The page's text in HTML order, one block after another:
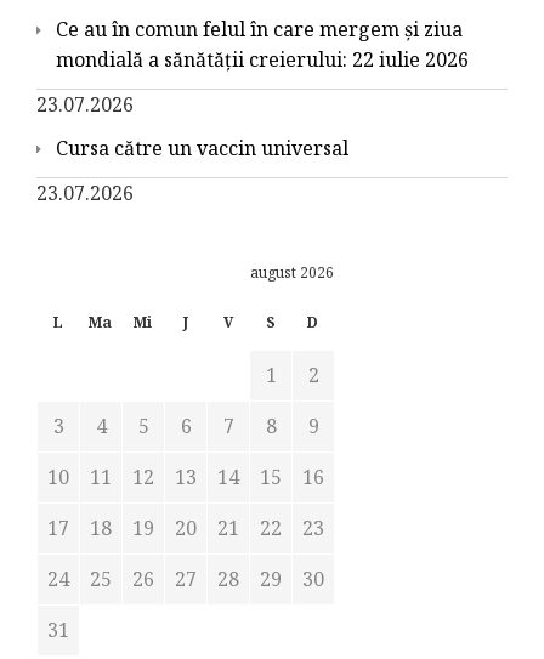
Ce au în comun felul în care mergem și ziua
mondială a sănătății creierului: 22 iulie 2026
23.07.2026
Cursa către un vaccin universal
23.07.2026
august 2026
L Ma Mi J V S D
1
2
3
4 5 6 7 8
9
10
11 12 13 14 15
16
17
18 19 20 21 22
23
24
25 26 27 28 29
30
31